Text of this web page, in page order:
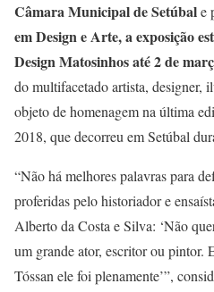
Câmara Municipal de Setúbale
em Design e Arte,a exposição
Design Matosinhos até 2 de
do multifacetado artista, designer,
objeto de homenagem na última
2018, que decorreu em Setúbal
“Não há melhores palavras para
proferidas pelo historiador e
Alberto da Costa e Silva: ‘Não
um grande ator, escritor ou pintor.
Tóssan ele foi plenamente’”,